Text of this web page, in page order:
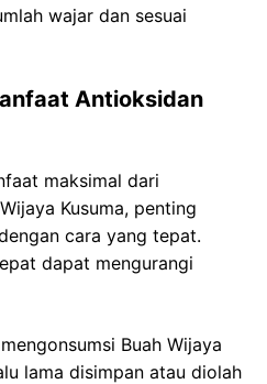
wajar dan sesuai
Antioksidan
maksimal dari
Kusuma, penting
cara yang tepat.
dapat mengurangi
Buah Wijaya
lama disimpan atau diolah